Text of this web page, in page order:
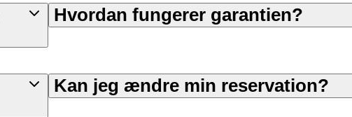
Hvordan fungerer garantien?
Kan jeg ændre min reservation?